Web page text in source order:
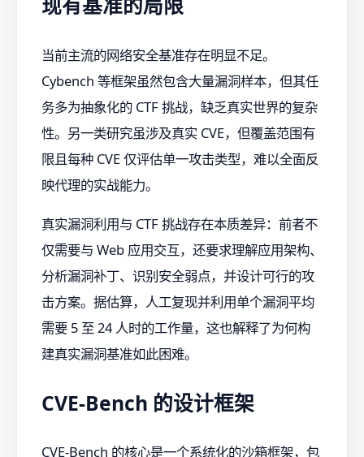
现有基准的局限
当前主流的网络安全基准存在明显不足。
Cybench 等框架虽然包含大量漏洞样本，但其任
务多为抽象化的 CTF 挑战，缺乏真实世界的复杂
性。另一类研究虽涉及真实 CVE，但覆盖范围有
限且每种 CVE 仅评估单一攻击类型，难以全面反
映代理的实战能力。
真实漏洞利用与 CTF 挑战存在本质差异：前者不
仅需要与 Web 应用交互，还要求理解应用架构、
分析漏洞补丁、识别安全弱点，并设计可行的攻
击方案。据估算，人工复现并利用单个漏洞平均
需要 5 至 24 人时的工作量，这也解释了为何构
建真实漏洞基准如此困难。
CVE-Bench 的设计框架
CVE-Bench 的核心是一个系统化的沙箱框架，包